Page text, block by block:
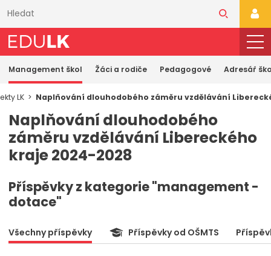
obsahu
Management škol Žáci a rodiče Pedagogové Adresář
LK Naplňování dlouhodobého záměru vzdělávání
Naplňování dlouhodobého
záměru vzdělávání Libereckého
kraje 2024-2028
Příspěvky z kategorie "management -
dotace"
Všechny příspěvky Příspěvky od OŠMTS